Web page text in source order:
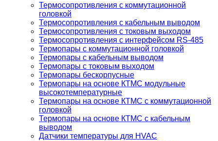
Термосопротивления с коммутационной
головкой
Термосопротивления с кабельным выводом
Термосопротивления с токовым выходом
Термосопротивления с интерфейсом RS-485
Термопары с коммутационной головкой
Термопары с кабельным выводом
Термопары с токовым выходом
Термопары бескорпусные
Термопары на основе КТМС модульные
высокотемпературные
Термопары на основе КТМС с коммутационной
головкой
Термопары на основе КТМС с кабельным
выводом
Датчики температуры для HVAC